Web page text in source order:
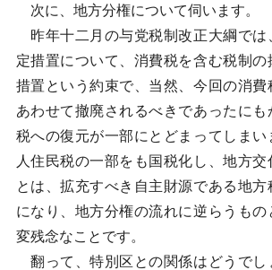
次に、地方分権について伺います。
昨年十二月の与党税制改正大綱では
定措置について、消費税を含む税制
措置という約束で、当然、今回の消費
あわせて撤廃されるべきであったに
税への復元が一部にとどまってしまい
人住民税の一部をも国税化し、地方交
とは、拡充すべき自主財源である地方
になり、地方分権の流れに逆らうもの
変残念なことです。
翻って、特別区との関係はどうでし